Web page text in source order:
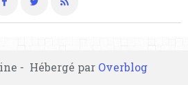
- Hébergé par Overblog